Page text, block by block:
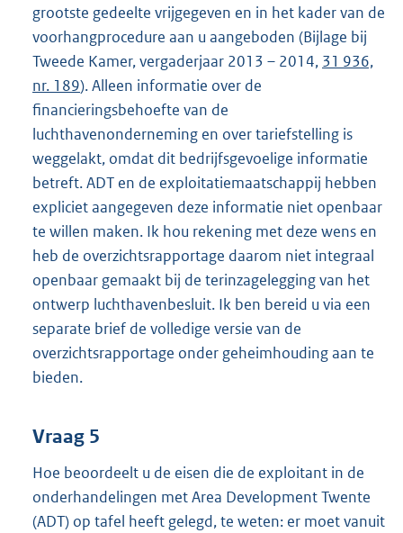
grootste gedeelte vrijgegeven en in het kader van de
voorhangprocedure aan u aangeboden (Bijlage bij
Tweede Kamer, vergaderjaar 2013 – 2014, 31 936,
nr. 189). Alleen informatie over de
financieringsbehoefte van de
luchthavenonderneming en over tariefstelling is
weggelakt, omdat dit bedrijfsgevoelige informatie
betreft. ADT en de exploitatiemaatschappij hebben
expliciet aangegeven deze informatie niet openbaar
te willen maken. Ik hou rekening met deze wens en
heb de overzichtsrapportage daarom niet integraal
openbaar gemaakt bij de terinzagelegging van het
ontwerp luchthavenbesluit. Ik ben bereid u via een
separate brief de volledige versie van de
overzichtsrapportage onder geheimhouding aan te
bieden.
Vraag 5
Hoe beoordeelt u de eisen die de exploitant in de
onderhandelingen met Area Development Twente
(ADT) op tafel heeft gelegd, te weten: er moet vanuit